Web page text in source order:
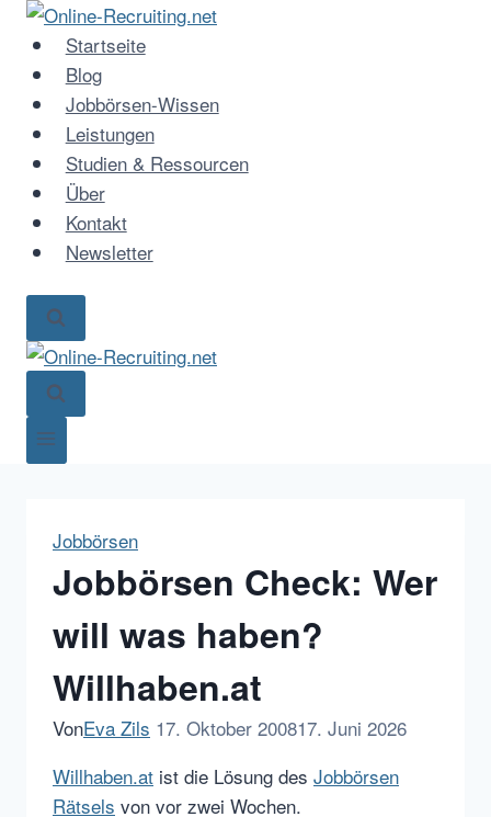
Zum
Inhalt
springen
Startseite
Blog
Jobbörsen-Wissen
Leistungen
Studien & Ressourcen
Über
Kontakt
Newsletter
Jobbörsen
Jobbörsen Check: Wer
will was haben?
Willhaben.at
VonEva Zils 17. Oktober 200817. Juni 2026
Willhaben.at ist die Lösung des Jobbörsen
Rätsels von vor zwei Wochen.